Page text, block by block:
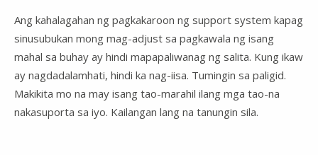
Ang kahalagahan ng pagkakaroon ng support system kapag
sinusubukan mong mag-adjust sa pagkawala ng isang
mahal sa buhay ay hindi mapapaliwanag ng salita. Kung ikaw
ay nagdadalamhati, hindi ka nag-iisa. Tumingin sa paligid.
Makikita mo na may isang tao-marahil ilang mga tao-na
nakasuporta sa iyo. Kailangan lang na tanungin sila.